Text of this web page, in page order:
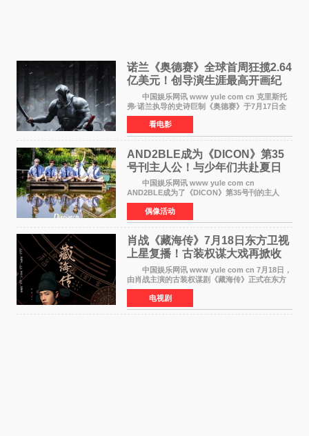
诺兰《奥德赛》全球首周狂揽2.64
亿美元！创导演生涯最高开画纪
中国娱乐网讯 www yule com cn 克里斯托
弗·诺兰执导的史诗巨制《奥德赛》于7月17日全
球上映，首周末票房表现远超预期——北美首周
三天粗报1 245亿美元（开画3919馆），全球首周
2 641亿美元
看电影
AND2BLE成为《DICON》第35
号刊主人公！与少年们共赴夏日
之约
中国娱乐网讯 www yule com cn
AND2BLE成为了《DICON》第35号刊的主人
公，本期标题为And The Summer。作为出道后
首次担任杂志画报主角的完整体，AND2BLE用清
澈的少年感与全新的夏天相遇了
偶像活动
肖战《藏海传》7月18日东方卫视
上星复播！古装权谋大戏再掀收
视热潮
中国娱乐网讯 www yule com cn 7月18日，
由肖战主演的古装权谋剧《藏海传》正式在东方
卫视上星复播，引发广泛关注。该剧此前已在网
络平台播出，凭借精良制作和紧凑剧情收获不俗
口碑，此次上
电视剧